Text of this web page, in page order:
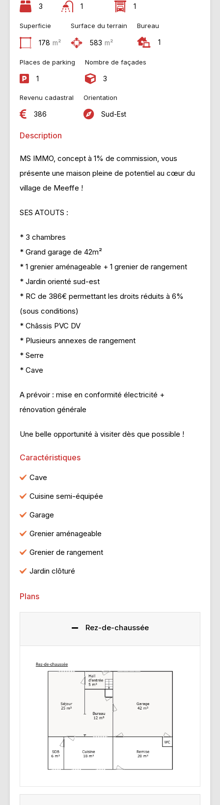
3 1 1
Superficie
178 m²
Surface du terrain
583 m²
Bureau
1
Places de parking
1
Nombre de façades
3
Revenu cadastral
386
Orientation
Sud-Est
Description
MS IMMO, concept à 1% de commission, vous
présente une maison pleine de potentiel au cœur du
village de Meeffe !
SES ATOUTS :
* 3 chambres
* Grand garage de 42m²
* 1 grenier aménageable + 1 grenier de rangement
* Jardin orienté sud-est
* RC de 386€ permettant les droits réduits à 6%
(sous conditions)
* Châssis PVC DV
* Plusieurs annexes de rangement
* Serre
* Cave
A prévoir : mise en conformité électricité +
rénovation générale
Une belle opportunité à visiter dès que possible !
Caractéristiques
Cave
Cuisine semi-équipée
Garage
Grenier aménageable
Grenier de rangement
Jardin clôturé
Plans
Rez-de-chaussée